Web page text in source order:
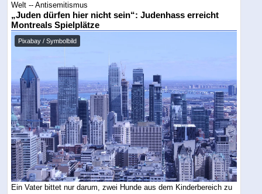
Welt -- Antisemitismus
„Juden dürfen hier nicht sein“: Judenhass erreicht
Montreals Spielplätze
Pixabay / Symbolbild
Ein Vater bittet nur darum, zwei Hunde aus dem Kinderbereich zu